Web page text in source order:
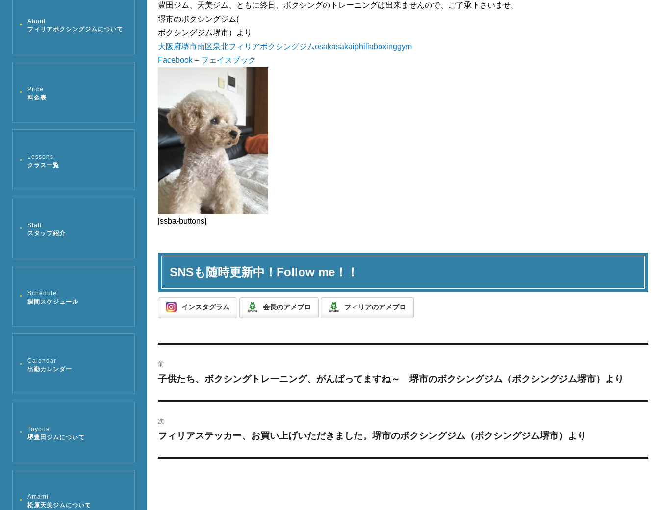
About
フィリアボクシングジムについて
Price
料金表
Lessons
クラス一覧
Staff
スタッフ紹介
Schedule
週間スケジュール
Calendar
出勤カレンダー
Toyoda
堺豊田ジムについて
Amami
松原天美ジムについて
豊田ジム、天美ジム、ともに終日、ボクシングのトレーニングは出来ませんので、ご了承下さいませ。
堺市のボクシングジム(
ボクシングジム堺市）より
大阪府堺市南区泉北フィリアボクシングジムosakasakaiphiliaboxinggym
Facebook – フェイスブック
[ssba-buttons]
SNSも随時更新中！Follow me！！
インスタグラム 会長のアメブロ フィリアのアメブロ
稿
ナ
ビ
ゲ
ー
前
過
投
稿:
子供たち、ボクシングトレーニング、がんばってますね～ 堺市のボクシングジム（ボクシングジム堺市）より
次
次
フィリアステッカー、お買い上げいただきました。堺市のボクシングジム（ボクシングジム堺市）より